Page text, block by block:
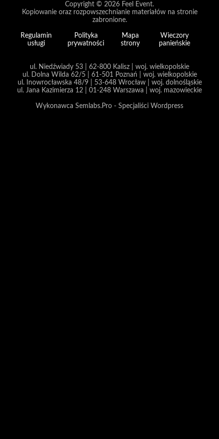
Copyright © 2026 Feel Event.
Kopiowanie oraz rozpowszechnianie materiałów na stronie
zabronione.
Regulamin
usługi
Polityka
prywatności
Mapa
strony
Wieczory
panieńskie
ul. Niedźwiady 53 | 62-800 Kalisz | woj. wielkopolskie
ul. Dolna Wilda 62/5 | 61-501 Poznań | woj. wielkopolskie
ul. Inowrocławska 48/9 | 53-648 Wrocław | woj. dolnośląskie
ul. Jana Kazimierza 12 | 01-248 Warszawa | woj. mazowieckie
Wykonawca Semlabs.Pro - Specjaliści Wordpress